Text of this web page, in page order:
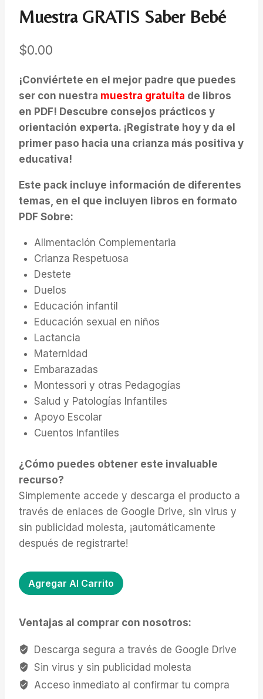
Muestra GRATIS Saber Bebé
$0.00
¡Conviértete en el mejor padre que puedes
ser con nuestra muestra gratuita de libros
en PDF! Descubre consejos prácticos y
orientación experta. ¡Regístrate hoy y da el
primer paso hacia una crianza más positiva y
educativa!
Este pack incluye información de diferentes
temas, en el que incluyen libros en formato
PDF Sobre:
Alimentación Complementaria
Crianza Respetuosa
Destete
Duelos
Educación infantil
Educación sexual en niños
Lactancia
Maternidad
Embarazadas
Montessori y otras Pedagogías
Salud y Patologías Infantiles
Apoyo Escolar
Cuentos Infantiles
¿Cómo puedes obtener este invaluable
recurso?
Simplemente accede y descarga el producto a
través de enlaces de Google Drive, sin virus y
sin publicidad molesta, ¡automáticamente
después de registrarte!
Muestra
GRATIS
Bebé
cantidad
Agregar Al Carrito
Ventajas al comprar con nosotros:
Descarga segura a través de Google Drive
Sin virus y sin publicidad molesta
Acceso inmediato al confirmar tu compra